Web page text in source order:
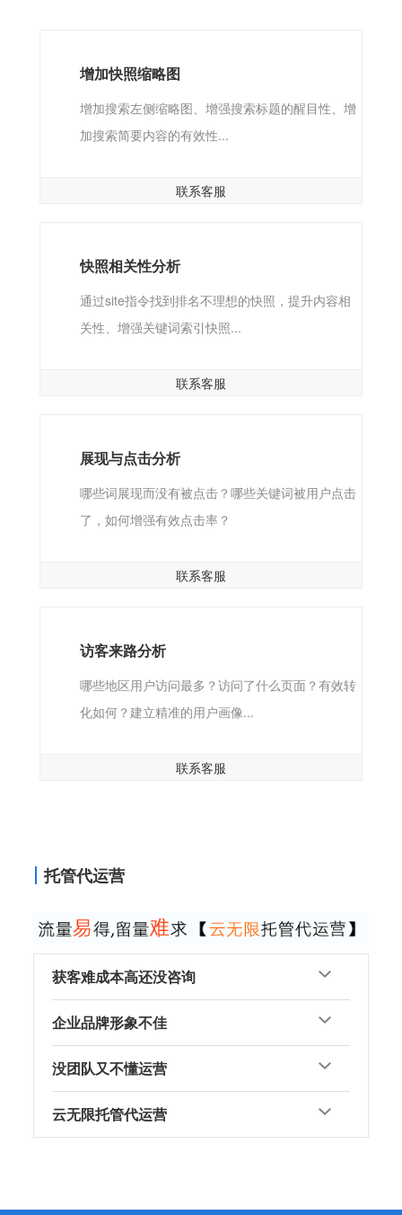
增加快照缩略图
增加搜索左侧缩略图、增强搜索标题的醒目性、增
加搜索简要内容的有效性...
联系客服
快照相关性分析
通过site指令找到排名不理想的快照，提升内容相
关性、增强关键词索引快照...
联系客服
展现与点击分析
哪些词展现而没有被点击？哪些关键词被用户点击
了，如何增强有效点击率？
联系客服
访客来路分析
哪些地区用户访问最多？访问了什么页面？有效转
化如何？建立精准的用户画像...
联系客服
托管代运营
获客难成本高还没咨询
企业品牌形象不佳
没团队又不懂运营
云无限托管代运营